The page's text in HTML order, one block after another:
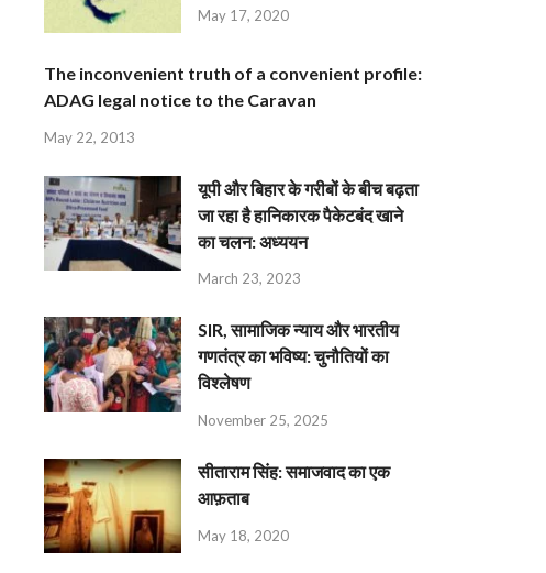
May 17, 2020
The inconvenient truth of a convenient profile:
ADAG legal notice to the Caravan
May 22, 2013
यूपी और बिहार के गरीबों के बीच बढ़ता
जा रहा है हानिकारक पैकेटबंद खाने
का चलन: अध्ययन
March 23, 2023
SIR, सामाजिक न्याय और भारतीय
गणतंत्र का भविष्य: चुनौतियों का
विश्लेषण
November 25, 2025
सीताराम सिंह: समाजवाद का एक
आफ़ताब
May 18, 2020